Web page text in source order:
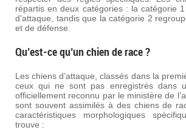
répartis en deux catégories : la catégorie
d’attaque, tandis que la catégorie 2
et de défense.
Qu’est-ce qu’un chien de race ?
Les chiens d’attaque, classés dans la
ceux qui ne sont pas enregistrés dans
officiellement reconnu par le ministère de
sont souvent assimilés à des chiens de
caractéristiques morphologiques
trouve :